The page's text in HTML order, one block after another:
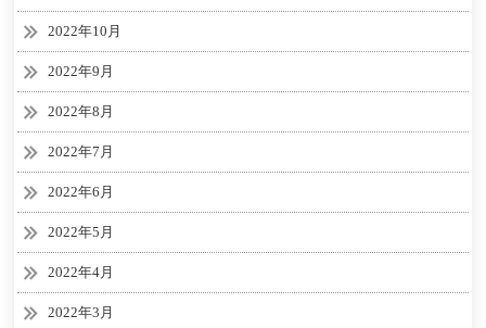
2022年10月
2022年9月
2022年8月
2022年7月
2022年6月
2022年5月
2022年4月
2022年3月